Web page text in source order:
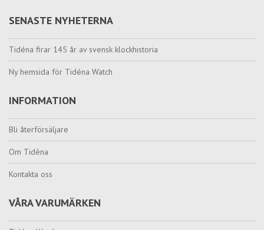
SENASTE NYHETERNA
Tidéna firar 145 år av svensk klockhistoria
Ny hemsida för Tidéna Watch
INFORMATION
Bli återförsäljare
Om Tidèna
Kontakta oss
VÅRA VARUMÄRKEN